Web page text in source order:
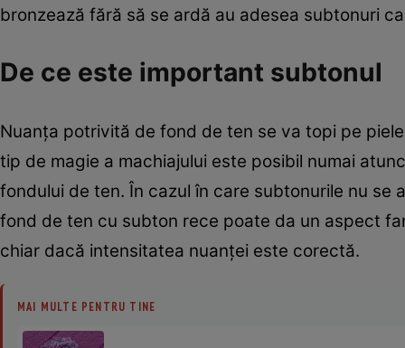
bronzează fără să se ardă au adesea subtonuri
De ce este important subtonul
Nuanța potrivită de fond de ten se va topi pe
tip de magie a machiajului este posibil numai
fondului de ten. În cazul în care subtonurile nu se
fond de ten cu subton rece poate da un aspect
chiar dacă intensitatea nuanței este corectă.
MAI MULTE PENTRU TINE